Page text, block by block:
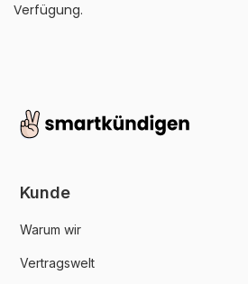
Verfügung.
Kunde
Warum wir
Vertragswelt